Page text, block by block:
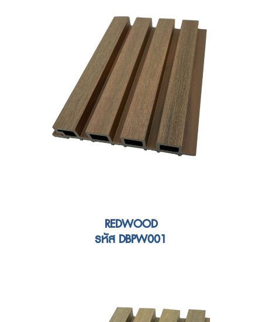
REDWOOD
รหัส DBPW001